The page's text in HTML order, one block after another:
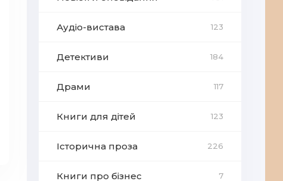
Аудіо-вистава 123
Детективи 184
Драми 117
Книги для дітей 123
Історична проза 226
Книги про бізнес 7